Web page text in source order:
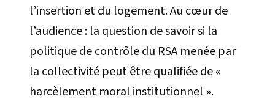
l’insertion et du logement. Au cœur de
l’audience : la question de savoir si la
politique de contrôle du RSA menée par
la collectivité peut être qualifiée de «
harcèlement moral institutionnel ».